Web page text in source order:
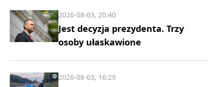
Jest decyzja prezydenta. Trzy
osoby ułaskawione
2026-08-03, 20:40
2026-08-03, 16:29